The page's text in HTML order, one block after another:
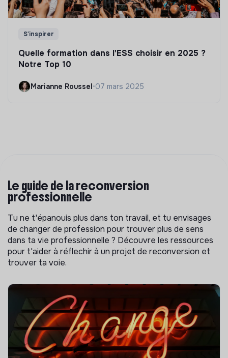
S'inspirer
Quelle formation dans l'ESS choisir en 2025 ?
Notre Top 10
Marianne Roussel•07 mars 2025
Le guide de la reconversion
professionnelle
Tu ne t'épanouis plus dans ton travail, et tu envisages
de changer de profession pour trouver plus de sens
dans ta vie professionnelle ? Découvre les ressources
pour t'aider à réflechir à un projet de reconversion et
trouver ta voie.